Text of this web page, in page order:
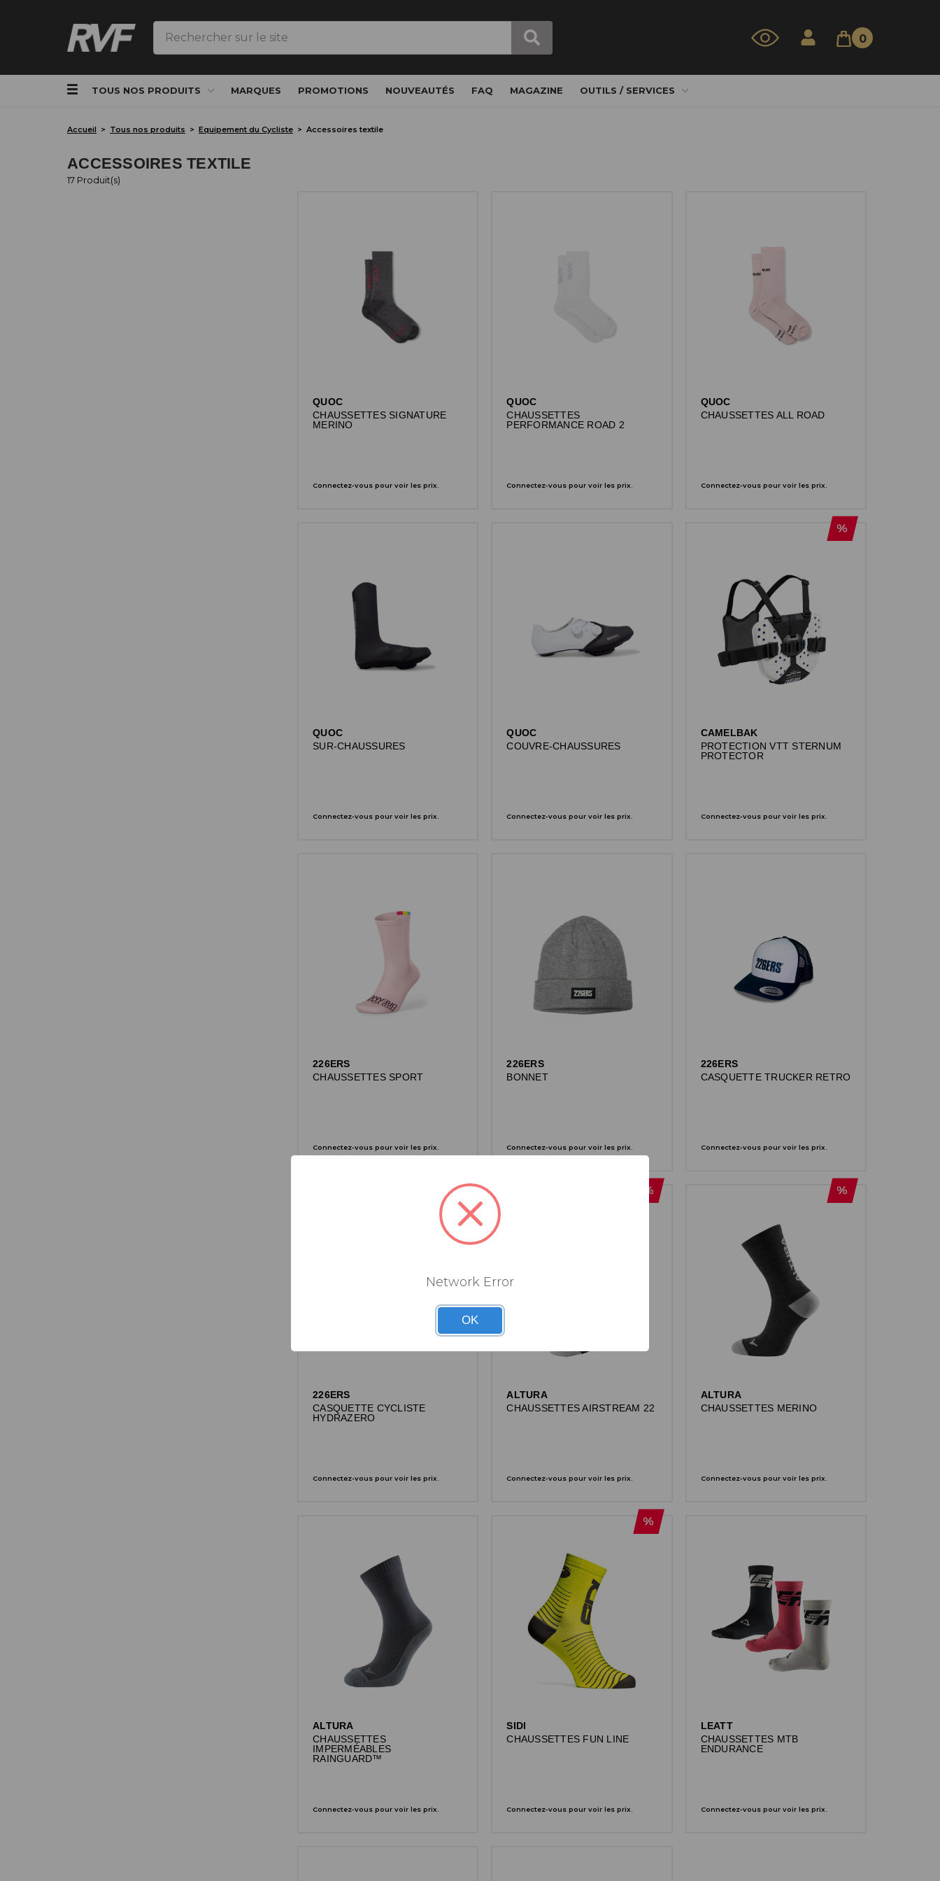
0
TOUS NOS PRODUITS MARQUES PROMOTIONS NOUVEAUTÉS FAQ MAGAZINE OUTILS / SERVICES
Accueil Tous nos produits Equipement du Cycliste Accessoires textile
ACCESSOIRES TEXTILE
17 Produit(s)
QUOC
CHAUSSETTES SIGNATURE
MERINO
Connectez-vous pour voir les prix.
QUOC
CHAUSSETTES
PERFORMANCE ROAD 2
Connectez-vous pour voir les prix.
QUOC
CHAUSSETTES ALL ROAD
Connectez-vous pour voir les prix.
QUOC
SUR-CHAUSSURES
Connectez-vous pour voir les prix.
QUOC
COUVRE-CHAUSSURES
Connectez-vous pour voir les prix.
CAMELBAK
PROTECTION VTT STERNUM
PROTECTOR
Connectez-vous pour voir les prix.
226ERS
CHAUSSETTES SPORT
Connectez-vous pour voir les prix.
226ERS
BONNET
Connectez-vous pour voir les prix.
226ERS
CASQUETTE TRUCKER RETRO
Connectez-vous pour voir les prix.
226ERS
CASQUETTE CYCLISTE
HYDRAZERO
Connectez-vous pour voir les prix.
ALTURA
CHAUSSETTES AIRSTREAM 22
Connectez-vous pour voir les prix.
ALTURA
CHAUSSETTES MERINO
Connectez-vous pour voir les prix.
ALTURA
CHAUSSETTES
IMPERMÉABLES
RAINGUARD™
Connectez-vous pour voir les prix.
SIDI
CHAUSSETTES FUN LINE
Connectez-vous pour voir les prix.
LEATT
CHAUSSETTES MTB
ENDURANCE
Connectez-vous pour voir les prix.
Network Error
OK